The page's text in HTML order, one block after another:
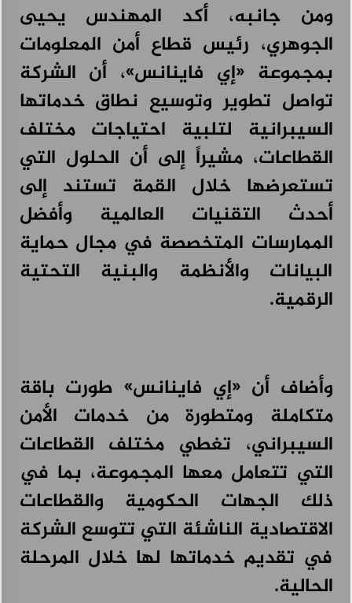
ومن جانبه، أكد المهندس يحيى
الجوهري، رئيس قطاع أمن المعلومات
بمجموعة «إي فاينانس»، أن الشركة
تواصل تطوير وتوسيع نطاق خدماتها
السيبرانية لتلبية احتياجات مختلف
القطاعات، مشيراً إلى أن الحلول التي
تستعرضها خلال القمة تستند إلى
أحدث التقنيات العالمية وأفضل
الممارسات المتخصصة في مجال حماية
البيانات والأنظمة والبنية التحتية
الرقمية.
وأضاف أن «إي فاينانس» طورت باقة
متكاملة ومتطورة من خدمات الأمن
السيبراني، تغطي مختلف القطاعات
التي تتعامل معها المجموعة، بما في
ذلك الجهات الحكومية والقطاعات
الاقتصادية الناشئة التي تتوسع الشركة
في تقديم خدماتها لها خلال المرحلة
الحالية.